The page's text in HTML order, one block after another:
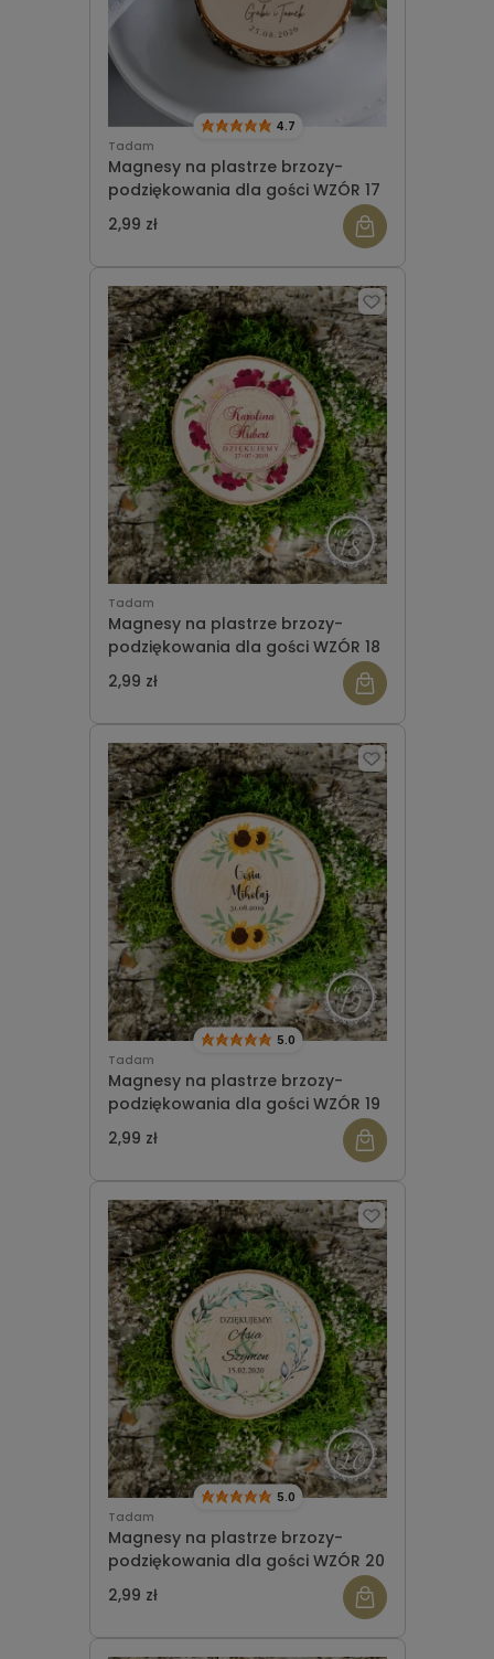
Tadam
Magnesy na plastrze brzozy-
podziękowania dla gości WZÓR 17
4.7
2,99 zł
Tadam
Magnesy na plastrze brzozy-
podziękowania dla gości WZÓR 18
2,99 zł
Tadam
Magnesy na plastrze brzozy-
podziękowania dla gości WZÓR 19
5.0
2,99 zł
Tadam
Magnesy na plastrze brzozy-
podziękowania dla gości WZÓR 20
5.0
2,99 zł